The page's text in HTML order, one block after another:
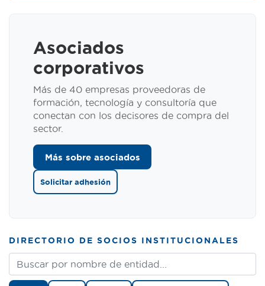
Asociados
corporativos
Más de 40 empresas proveedoras de
formación, tecnología y consultoría que
conectan con los decisores de compra del
sector.
Más sobre asociados
Solicitar adhesión
DIRECTORIO DE SOCIOS INSTITUCIONALES